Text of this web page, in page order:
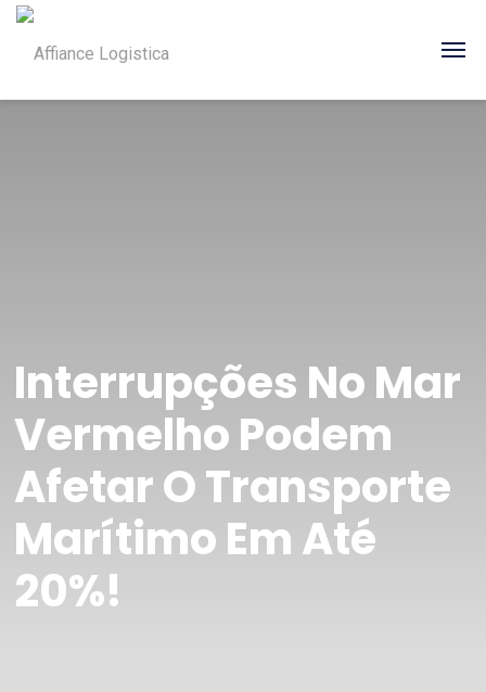
Interrupções No Mar
Vermelho Podem
Afetar O Transporte
Marítimo Em Até
20%!